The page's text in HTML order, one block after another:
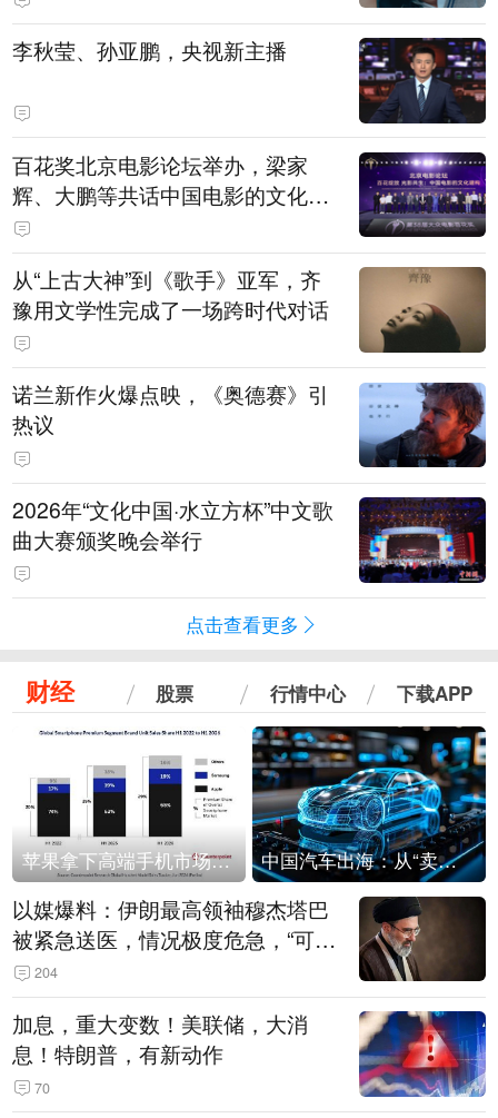
白，主演均为广州本土演员
李秋莹、孙亚鹏，央视新主播
百花奖北京电影论坛举办，梁家
辉、大鹏等共话中国电影的文化建
构
从“上古大神”到《歌手》亚军，齐
豫用文学性完成了一场跨时代对话
诺兰新作火爆点映，《奥德赛》引
热议
2026年“文化中国·水立方杯”中文歌
曲大赛颁奖晚会举行
点击查看更多
财经 股票 行情中心 下载APP
苹果拿下高端手机市场65%的份额：iPhone 17系列功不可没 中国汽车出海：从“卖出去”到“走进去”
以媒爆料：伊朗最高领袖穆杰塔巴
被紧急送医，情况极度危急，“可能
随时会死去”
204
加息，重大变数！美联储，大消
息！特朗普，有新动作
70